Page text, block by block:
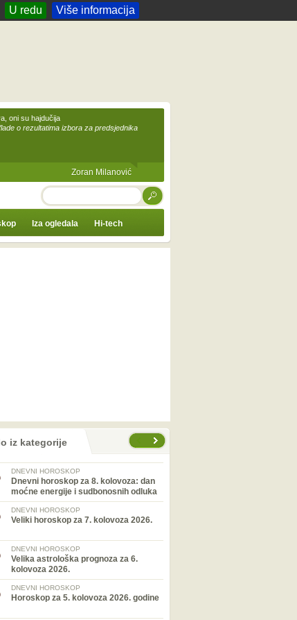
U redu Više informacija
oni su hajdučija
o rezultatima izbora za predsjednika
Zoran Milanović
TRAŽI
Iza ogledala Hi-tech
iz kategorije
DNEVNI HOROSKOP
Dnevni horoskop za 8. kolovoza: dan
moćne energije i sudbonosnih odluka
DNEVNI HOROSKOP
Veliki horoskop za 7. kolovoza 2026.
DNEVNI HOROSKOP
Velika astrološka prognoza za 6.
kolovoza 2026.
DNEVNI HOROSKOP
Horoskop za 5. kolovoza 2026. godine